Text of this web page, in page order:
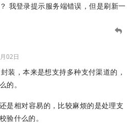
我登录提示服务端错误，但是刷新一
02日
装，本来是想支持多种支付渠道的，
的。
是相对容易的，比较麻烦的是处理支
验什么的。